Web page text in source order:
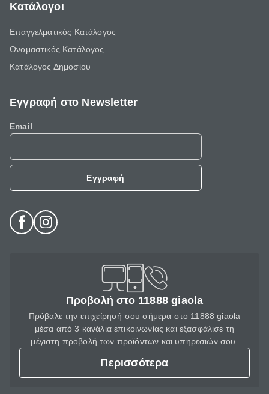
Κατάλογοι
Επαγγελματικός Κατάλογος
Ονομαστικός Κατάλογος
Κατάλογος Δημοσίου
Εγγραφή στο Newsletter
Email
Εγγραφή
Προβολή στο 11888 giaola
Πρόβαλε την επιχείρησή σου σήμερα στο 11888 giaola
μέσα από 3 κανάλια επικοινωνίας και εξασφάλισε τη
μέγιστη προβολή των προϊόντων και υπηρεσιών σου.
Περισσότερα